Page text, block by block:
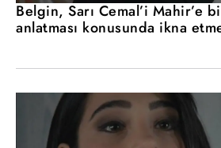
Belgin, Sarı Cemal’i Mahir’e
anlatması konusunda ikna